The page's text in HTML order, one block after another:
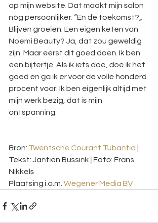
op mijn website. Dat maakt mijn salon
nóg persoonlijker. ”En de toekomst?„
Blijven groeien. Een eigen keten van
Noemi Beauty? Ja, dat zou geweldig
zijn. Maar eerst dit goed doen. Ik ben
een bijtertje. Als ik iets doe, doe ik het
goed en ga ik er voor de volle honderd
procent voor. Ik ben eigenlijk altijd met
mijn werk bezig, dat is mijn
ontspanning.
Bron: Twentsche Courant Tubantia |
Tekst: Jantien Bussink | Foto: Frans
Nikkels
Plaatsing i.o.m. Wegener Media BV